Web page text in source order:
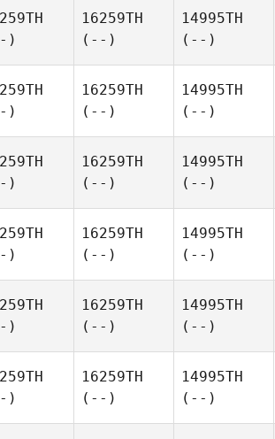
)
16259TH
(--)
14995TH
(--)
)
16259TH
(--)
14995TH
(--)
)
16259TH
(--)
14995TH
(--)
)
16259TH
(--)
14995TH
(--)
)
16259TH
(--)
14995TH
(--)
)
16259TH
(--)
14995TH
(--)